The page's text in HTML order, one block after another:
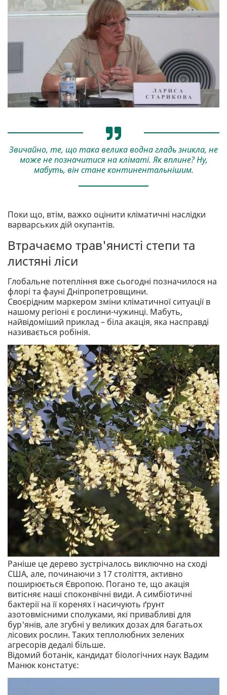
Звичайно, те, що така велика водна гладь зникла, не
може не позначитися на кліматі. Як вплине? Ну,
мабуть, він стане континентальнішим.
Поки що, втім, важко оцінити кліматичні наслідки
варварських дій окупантів.
Втрачаємо трав'янисті степи та
листяні ліси
Глобальне потепління вже сьогодні позначилося на
флорі та фауні Дніпропетровщини.
Своєрідним маркером зміни кліматичної ситуації в
нашому регіоні є рослини-чужинці. Мабуть,
найвідоміший приклад – біла акація, яка насправді
називається робінія.
Раніше це дерево зустрічалось виключно на сході
США, але, починаючи з 17 століття, активно
поширюється Європою. Погано те, що акація
витісняє наші споконвічні види. А симбіотичні
бактерії на її коренях ї насичують ґрунт
азотовмісними сполуками, які привабливі для
бур'янів, але згубні у великих дозах для багатьох
лісових рослин. Таких теплолюбних зелених
агресорів дедалі більше.
Відомий ботанік, кандидат біологічних наук Вадим
Манюк констатує: